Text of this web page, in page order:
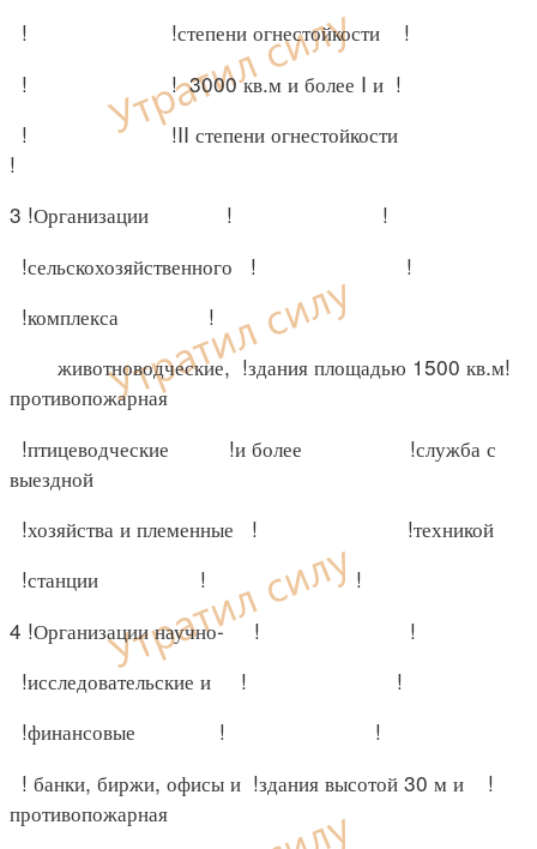
! !степени огнестойкости !
! ! 3000 кв.м и более I и !
! !II степени огнестойкости
!
3 !Организации ! !
!сельскохозяйственного ! !
!комплекса !
животноводческие, !здания площадью 1500 кв.м!
противопожарная
!птицеводческие !и более !служба с
выездной
!хозяйства и племенные ! !техникой
!станции ! !
4 !Организации научно- ! !
!исследовательские и ! !
!финансовые ! !
! банки, биржи, офисы и !здания высотой 30 м и !
противопожарная